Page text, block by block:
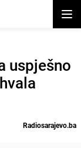
uspješno
Radiosarajevo.ba